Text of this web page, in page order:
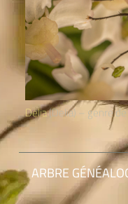
Delia(Delia) – genre
ARBRE